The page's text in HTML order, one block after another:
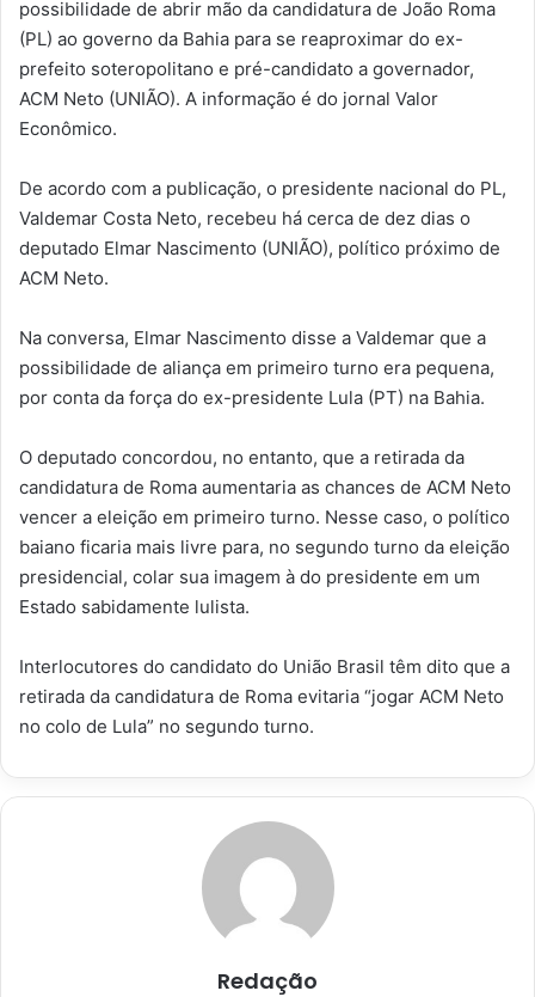
possibilidade de abrir mão da candidatura de João Roma
(PL) ao governo da Bahia para se reaproximar do ex-
prefeito soteropolitano e pré-candidato a governador,
ACM Neto (UNIÃO). A informação é do jornal Valor
Econômico.
De acordo com a publicação, o presidente nacional do PL,
Valdemar Costa Neto, recebeu há cerca de dez dias o
deputado Elmar Nascimento (UNIÃO), político próximo de
ACM Neto.
Na conversa, Elmar Nascimento disse a Valdemar que a
possibilidade de aliança em primeiro turno era pequena,
por conta da força do ex-presidente Lula (PT) na Bahia.
O deputado concordou, no entanto, que a retirada da
candidatura de Roma aumentaria as chances de ACM Neto
vencer a eleição em primeiro turno. Nesse caso, o político
baiano ficaria mais livre para, no segundo turno da eleição
presidencial, colar sua imagem à do presidente em um
Estado sabidamente lulista.
Interlocutores do candidato do União Brasil têm dito que a
retirada da candidatura de Roma evitaria “jogar ACM Neto
no colo de Lula” no segundo turno.
Redação